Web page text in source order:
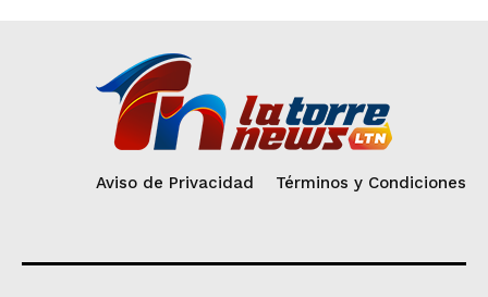
Aviso de Privacidad Términos y Condiciones